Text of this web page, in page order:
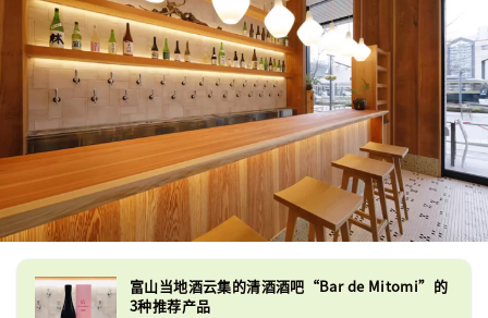
富山当地酒云集的清酒酒吧“Bar de Mitomi”的
3种推荐产品